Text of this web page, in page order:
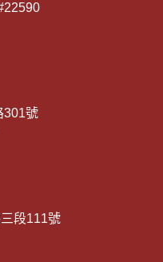
301號
段111號